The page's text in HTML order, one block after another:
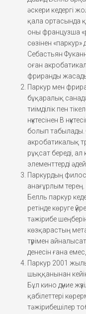
әскери кедергі
қала ортасында
оны французша
сөзінен
Себастьян
оған
фриранды
Паркур мен
бұқаралық
тиімділік пен
нүктесінен B
болып табылады.
акробатикалық
рұқсат береді,
элементтерді
Паркурдың
анағұрлым терең.
Белль паркур
ретінде көруге
тәжірибе
көзқарастың
түрімен
денесін ғана
Паркур 2001
шыққанынан
Бұл кино дүние
қабілеттері
тәжірибешілер